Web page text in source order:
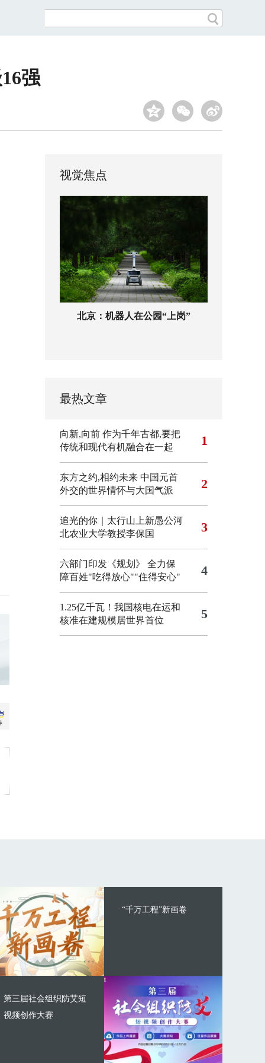
强
视觉焦点
北京：机器人在公园“上岗”
最热文章
向新,向前 作为千年古都,要把
传统和现代有机融合在一起
1
东方之约,相约未来 中国元首
外交的世界情怀与大国气派
2
追光的你｜太行山上新愚公河
北农业大学教授李保国
3
六部门印发《规划》 全力保
障百姓"吃得放心""住得安心"
4
1.25亿千瓦！我国核电在运和
核准在建规模居世界首位
5
“千万工程”新画卷
第三届社会组织防艾短
视频创作大赛